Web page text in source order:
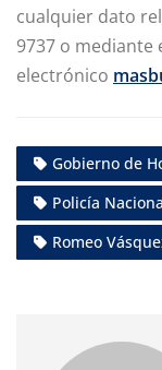
cualquier dato
9737 o mediante
electrónico
Gobierno de
Policía
Romeo